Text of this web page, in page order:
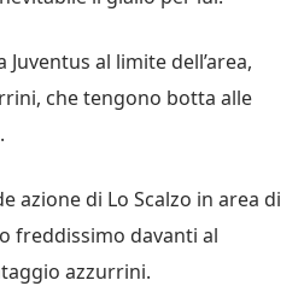
Juventus al limite dell’area,
che tengono botta alle
azione di Lo Scalzo in area di
freddissimo davanti al
azzurrini.